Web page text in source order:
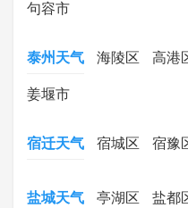
句容市
泰州天气 海陵区 高港
姜堰市
宿迁天气 宿城区 宿豫
盐城天气 亭湖区 盐都